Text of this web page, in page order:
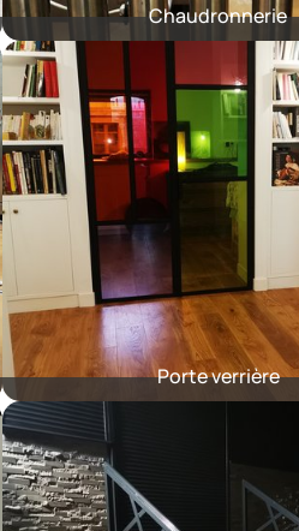
Chaudronnerie
Porte verrière